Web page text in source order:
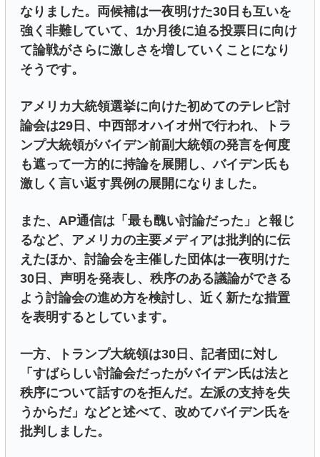
なりました。両候補は一夜明けた30日も互いを
強く非難していて、1か月後に迫る投票日に向け
て論戦がさらに激しさを増していくことになり
そうです。
アメリカ大統領選挙に向けた初めてのテレビ討
論会は29日、中西部オハイオ州で行われ、トラ
ンプ大統領がバイデン前副大統領の発言を何度
も遮って一方的に持論を展開し、バイデン氏も
激しく言い返す異例の展開になりました。
また、AP通信は「最も醜い討論だった」と報じ
るなど、アメリカの主要メディアは批判的に伝
えたほか、討論会を主催した団体は一夜明けた
30日、声明を発表し、秩序のある議論ができる
よう討論会の進め方を検討し、近く新たな措置
を表明するとしています。
一方、トランプ大統領は30日、記者団に対し
「すばらしい討論会だったがバイデン氏は法と
秩序について話すのを拒んだ。左派の支持を失
うからだ」などと述べて、改めてバイデン氏を
批判しました。